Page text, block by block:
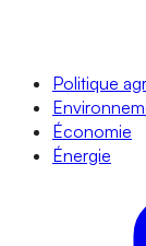
Politique
Économie
Énergie